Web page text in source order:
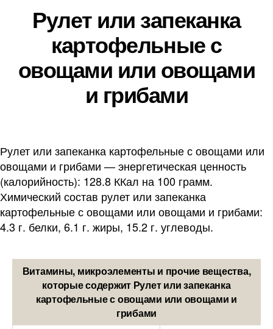
Рулет или запеканка
картофельные с
овощами или овощами
и грибами
Рулет или запеканка картофельные с овощами или
овощами и грибами — энергетическая ценность
(калорийность): 128.8 ККал на 100 грамм.
Химический состав рулет или запеканка
картофельные с овощами или овощами и грибами:
4.3 г. белки, 6.1 г. жиры, 15.2 г. углеводы.
Витамины, микроэлементы и прочие вещества,
которые содержит Рулет или запеканка
картофельные с овощами или овощами и
грибами